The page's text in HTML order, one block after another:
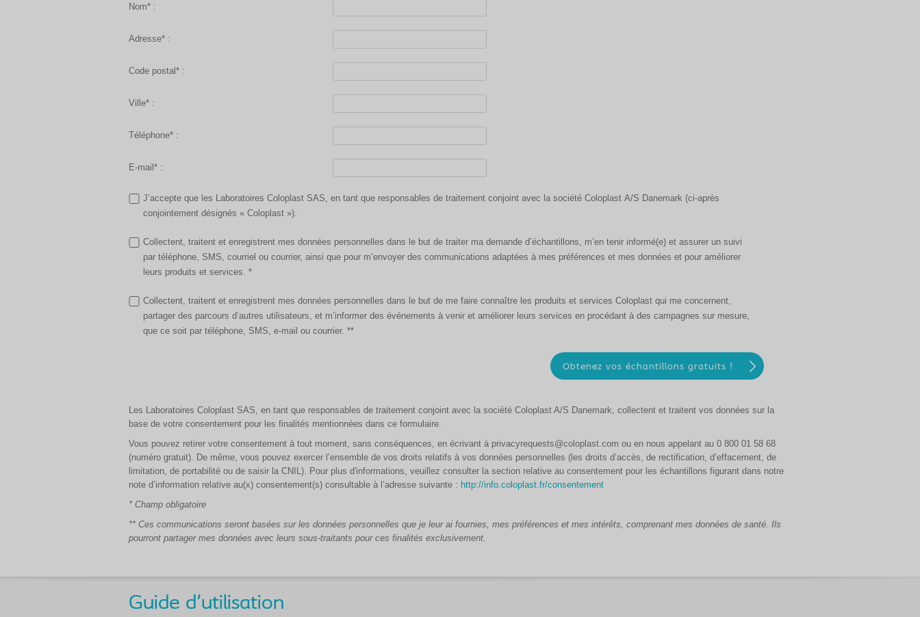
Nom* :
Adresse* :
Code postal* :
Ville* :
Téléphone* :
E-mail* :
J’accepte que les Laboratoires Coloplast SAS, en tant que responsables de traitement conjoint avec la société Coloplast A/S Danemark (ci-après
conjointement désignés « Coloplast »).
Collectent, traitent et enregistrent mes données personnelles dans le but de traiter ma demande d’échantillons, m’en tenir informé(e) et assurer un suivi
par téléphone, SMS, courriel ou courrier, ainsi que pour m’envoyer des communications adaptées à mes préférences et mes données et pour améliorer
leurs produits et services. *
Collectent, traitent et enregistrent mes données personnelles dans le but de me faire connaître les produits et services Coloplast qui me concernent,
partager des parcours d’autres utilisateurs, et m’informer des événements à venir et améliorer leurs services en procédant à des campagnes sur mesure,
que ce soit par téléphone, SMS, e-mail ou courrier. **
Les Laboratoires Coloplast SAS, en tant que responsables de traitement conjoint avec la société Coloplast A/S Danemark, collectent et traitent vos données sur la
base de votre consentement pour les finalités mentionnées dans ce formulaire.
Vous pouvez retirer votre consentement à tout moment, sans conséquences, en écrivant à privacyrequests@coloplast.com ou en nous appelant au 0 800 01 58 68
(numéro gratuit). De même, vous pouvez exercer l’ensemble de vos droits relatifs à vos données personnelles (les droits d’accès, de rectification, d’effacement, de
limitation, de portabilité ou de saisir la CNIL). Pour plus d'informations, veuillez consulter la section relative au consentement pour les échantillons figurant dans notre
note d’information relative au(x) consentement(s) consultable à l’adresse suivante : http://info.coloplast.fr/consentement
* Champ obligatoire
** Ces communications seront basées sur les données personnelles que je leur ai fournies, mes préférences et mes intérêts, comprenant mes données de santé. Ils
pourront partager mes données avec leurs sous-traitants pour ces finalités exclusivement.
Guide d'utilisation